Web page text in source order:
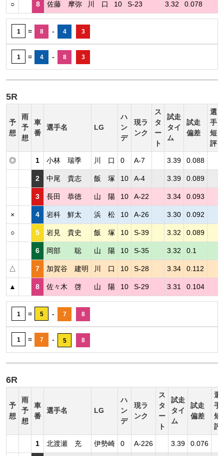
○ 8 佐藤 摩弥 川 口 10 S-23 3.32 0.078
1 = 8 - 4 3
1 = 4 - 8 3
5R
予
想
雨
予
想
車
番
選手名 LG
ハ
ン
デ
現ラ
ンク
ス
タ
ー
ト
試走
タイ
ム
試走
偏差
選
手
短
評
◎ 1 小林 瑞季 川 口 0 A-7 3.39 0.088
2 中尾 貴志 飯 塚 10 A-4 3.39 0.089
3 長田 恭徳 山 陽 10 A-22 3.34 0.093
× 4 岩科 鮮太 浜 松 10 A-26 3.30 0.092
○ 5 岩見 貴史 飯 塚 10 S-39 3.32 0.089
6 岡部 聡 山 陽 10 S-35 3.32 0.1
△ 7 加賀谷 建明 川 口 10 S-28 3.34 0.112
▲ 8 佐々木 啓 山 陽 10 S-29 3.31 0.104
1 = 5 - 7 8
1 = 7 - 5 8
6R
予
想
雨
予
想
車
番
選手名 LG
ハ
ン
デ
現ラ
ンク
ス
タ
ー
ト
試走
タイ
ム
試走
偏差
選
手
短
評
1 北渡瀬 充 伊勢崎 0 A-226 3.39 0.076